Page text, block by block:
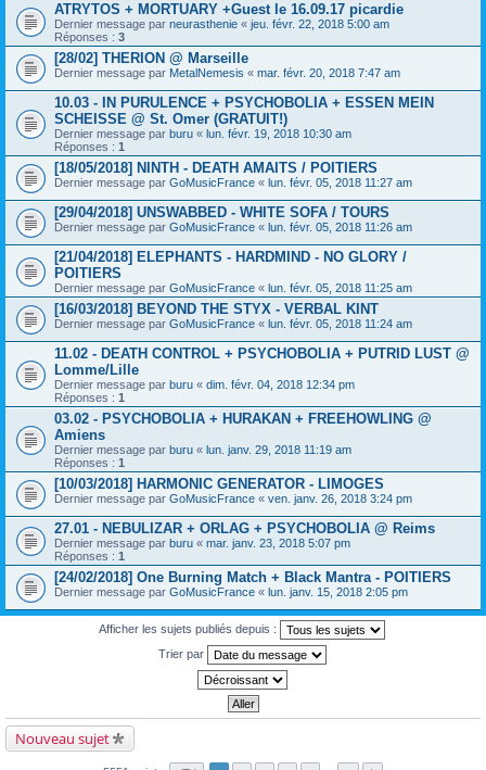
ATRYTOS + MORTUARY +Guest le 16.09.17 picardie
Dernier message par neurasthenie « jeu. févr. 22, 2018 5:00 am
Réponses : 3
[28/02] THERION @ Marseille
Dernier message par MetalNemesis « mar. févr. 20, 2018 7:47 am
10.03 - IN PURULENCE + PSYCHOBOLIA + ESSEN MEIN
SCHEISSE @ St. Omer (GRATUIT!)
Dernier message par buru « lun. févr. 19, 2018 10:30 am
Réponses : 1
[18/05/2018] NINTH - DEATH AMAITS / POITIERS
Dernier message par GoMusicFrance « lun. févr. 05, 2018 11:27 am
[29/04/2018] UNSWABBED - WHITE SOFA / TOURS
Dernier message par GoMusicFrance « lun. févr. 05, 2018 11:26 am
[21/04/2018] ELEPHANTS - HARDMIND - NO GLORY /
POITIERS
Dernier message par GoMusicFrance « lun. févr. 05, 2018 11:25 am
[16/03/2018] BEYOND THE STYX - VERBAL KINT
Dernier message par GoMusicFrance « lun. févr. 05, 2018 11:24 am
11.02 - DEATH CONTROL + PSYCHOBOLIA + PUTRID LUST @
Lomme/Lille
Dernier message par buru « dim. févr. 04, 2018 12:34 pm
Réponses : 1
03.02 - PSYCHOBOLIA + HURAKAN + FREEHOWLING @
Amiens
Dernier message par buru « lun. janv. 29, 2018 11:19 am
Réponses : 1
[10/03/2018] HARMONIC GENERATOR - LIMOGES
Dernier message par GoMusicFrance « ven. janv. 26, 2018 3:24 pm
27.01 - NEBULIZAR + ORLAG + PSYCHOBOLIA @ Reims
Dernier message par buru « mar. janv. 23, 2018 5:07 pm
Réponses : 1
[24/02/2018] One Burning Match + Black Mantra - POITIERS
Dernier message par GoMusicFrance « lun. janv. 15, 2018 2:05 pm
Afficher les sujets publiés depuis :
Trier par
Nouveau sujet